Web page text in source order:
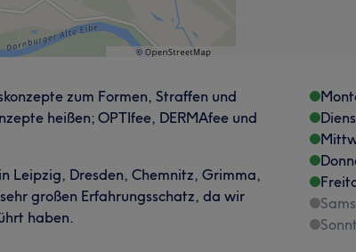
zum Formen, Straffen und
heißen; OPTIfee, DERMAfee und
Leipzig, Dresden, Chemnitz, Grimma,
großen Erfahrungsschatz, da wir
haben.